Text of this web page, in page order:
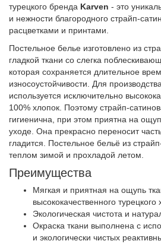
турецкого бренда Karven - это
и нежности благородного страйп-
расцветками и принтами.
Постельное белье изготовлено из
гладкой ткани со слегка
которая сохраняется длительное
износоустойчивости. Для
используется исключительно
100% хлопок. Поэтому страйп-
гигиенична, при этом приятна на
уходе. Она прекрасно переносит
гладится. Постельное бельё из
теплом зимой и прохладой летом.
Преимущества
Мягкая и приятная на ощупь
высококачественного турецкого
Экологическая чистота и
Окраска ткани выполнена с
и экологически чистых